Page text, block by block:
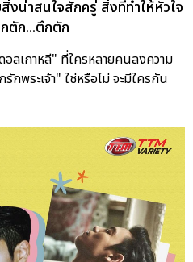
น่าสนใจสักครู่ สิ่งที่ทำให้หัวใจ
ตัก...ตึกตัก
ลเกาหลี" ที่ใครหลายคนลงความ
พระเจ้า" ใช่หรือไม่ จะมีใครกัน